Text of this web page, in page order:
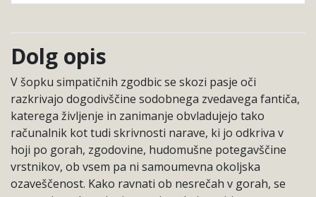
Dolg opis
V šopku simpatičnih zgodbic se skozi pasje oči
razkrivajo dogodivščine sodobnega zvedavega fantiča,
katerega življenje in zanimanje obvladujejo tako
računalnik kot tudi skrivnosti narave, ki jo odkriva v
hoji po gorah, zgodovine, hudomušne potegavščine
vrstnikov, ob vsem pa ni samoumevna okoljska
ozaveščenost. Kako ravnati ob nesrečah v gorah, se